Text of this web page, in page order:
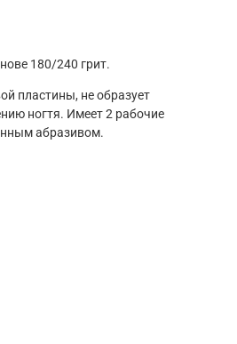
180/240 грит.
пластины, не образует
ногтя. Имеет 2 рабочие
абразивом.